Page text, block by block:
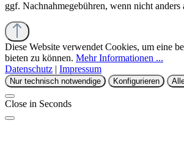
ggf. Nachnahmegebühren, wenn nicht anders
Diese Website verwendet Cookies, um eine
bieten zu können. Mehr Informationen ...
Datenschutz | Impressum
Nur technisch notwendige Konfigurieren
Close in Seconds